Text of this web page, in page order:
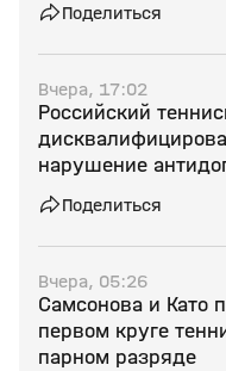
Поделиться
Вчера, 17:02
Российский
нарушение
Поделиться
Вчера, 05:26
Самсонова и Като
первом круге
парном разряде